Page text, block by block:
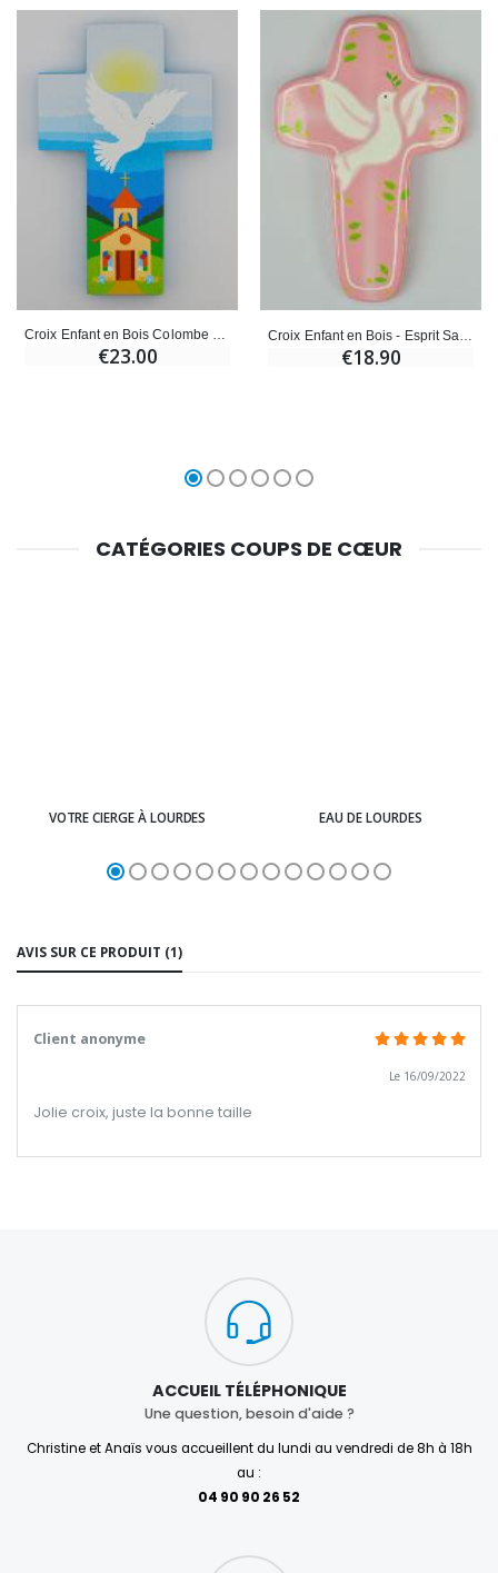
€23.00 €18.90
CATÉGORIES COUPS DE CŒUR
VOTRE CIERGE À LOURDES EAU DE LOURDES
AVIS SUR CE PRODUIT (1)
Client anonyme
Le 16/09/2022
Jolie croix, juste la bonne taille
ACCUEIL TÉLÉPHONIQUE
Une question, besoin d'aide ?
Christine et Anaïs vous accueillent du lundi au vendredi de 8h à 18h
au :
04 90 90 26 52